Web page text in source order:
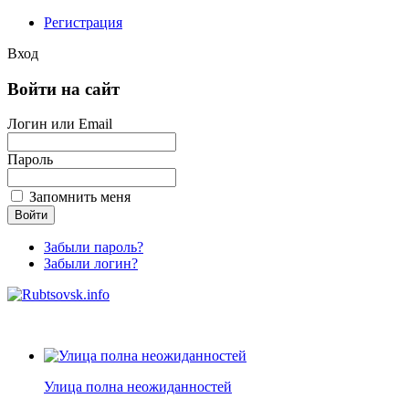
Регистрация
Вход
Войти на сайт
Логин или Email
Пароль
Запомнить меня
Забыли пароль?
Забыли логин?
Улица полна неожиданностей